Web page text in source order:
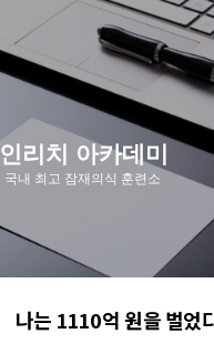
인리치 아카데미
국내 최고 잠재의식 훈련소
나는 1110억 원을 벌었